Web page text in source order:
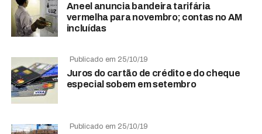
Aneel anuncia bandeira tarifária
vermelha para novembro; contas no AM
incluídas
Publicado em 25/10/19
Juros do cartão de crédito e do cheque
especial sobem em setembro
Publicado em 25/10/19